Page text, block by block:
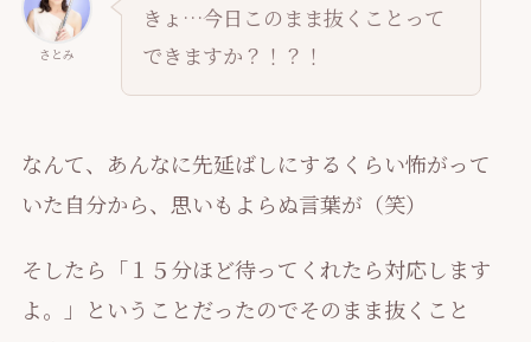
さとみ
きょ…今日このまま抜くことって
できますか？！？！
なんて、あんなに先延ばしにするくらい怖がって
いた自分から、思いもよらぬ言葉が（笑）
そしたら「１５分ほど待ってくれたら対応します
よ。」ということだったのでそのまま抜くこと